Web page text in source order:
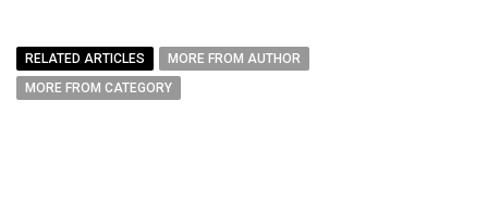
RELATED ARTICLES
MORE FROM AUTHOR
MORE FROM CATEGORY